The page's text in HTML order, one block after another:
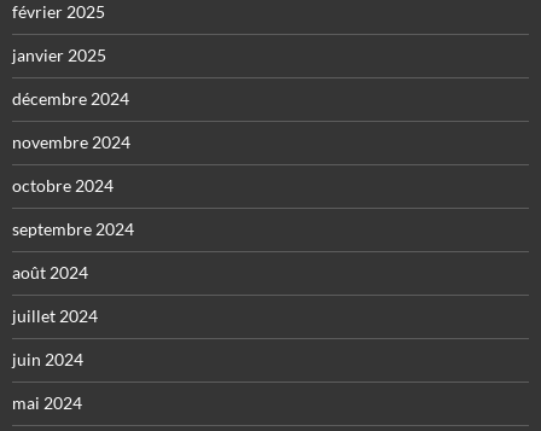
février 2025
janvier 2025
décembre 2024
novembre 2024
octobre 2024
septembre 2024
août 2024
juillet 2024
juin 2024
mai 2024